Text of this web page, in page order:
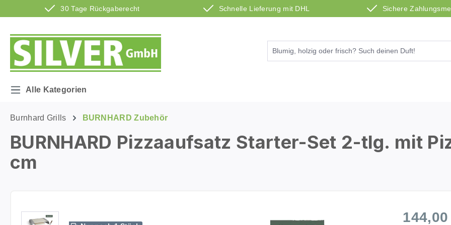
30 Tage Rückgaberecht Schnelle Lieferung mit DHL Sichere
Hauptinhalt springen
Zur Suche springen
Zur Hauptnavigation springen
Alle Kategorien
Burnhard Grills BURNHARD Zubehör
BURNHARD Pizzaaufsatz Starter-Set 2-tlg. mit
cm
Bildergalerie überspringen